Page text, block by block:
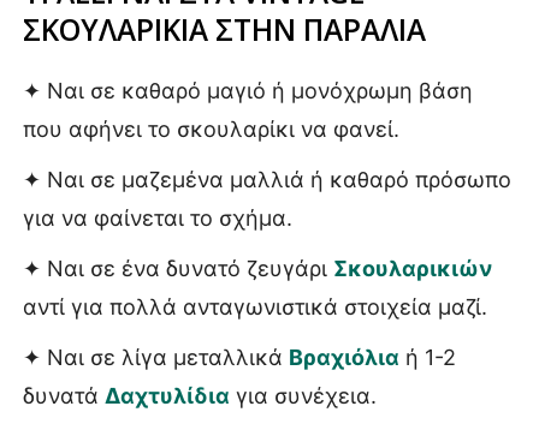
ΣΚΟΥΛΑΡΙΚΙΑ ΣΤΗΝ ΠΑΡΑΛΙΑ
✦ Ναι σε καθαρό μαγιό ή μονόχρωμη βάση
που αφήνει το σκουλαρίκι να φανεί.
✦ Ναι σε μαζεμένα μαλλιά ή καθαρό πρόσωπο
για να φαίνεται το σχήμα.
✦ Ναι σε ένα δυνατό ζευγάρι Σκουλαρικιών
αντί για πολλά ανταγωνιστικά στοιχεία μαζί.
✦ Ναι σε λίγα μεταλλικά Βραχιόλια ή 1-2
δυνατά Δαχτυλίδια για συνέχεια.